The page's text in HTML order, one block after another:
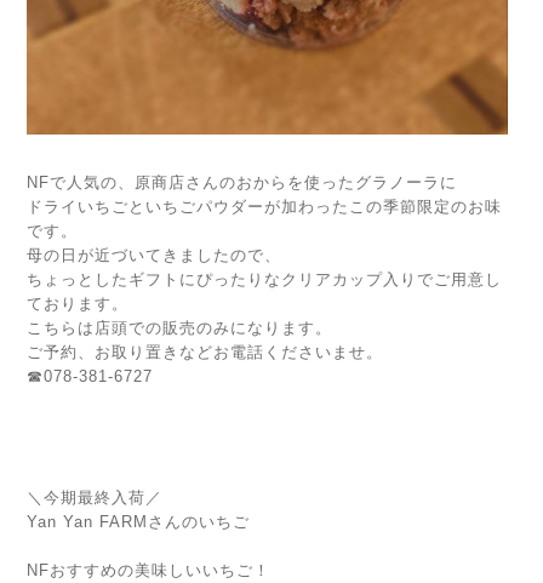
NFで人気の、原商店さんのおからを使ったグラノーラに
ドライいちごといちごパウダーが加わったこの季節限定のお味
です。
母の日が近づいてきましたので、
ちょっとしたギフトにぴったりなクリアカップ入りでご用意し
ております。
こちらは店頭での販売のみになります。
ご予約、お取り置きなどお電話くださいませ。
☎078-381-6727
＼今期最終入荷／
Yan Yan FARMさんのいちご
NFおすすめの美味しいいちご！